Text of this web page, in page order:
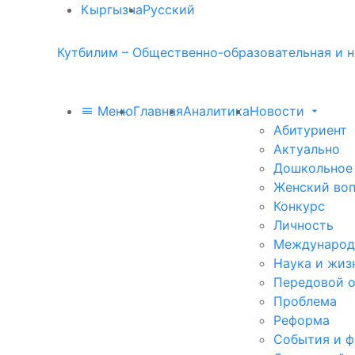
КыргызчаРусский
Кутбилим – Общественно-образовательная и
МенюГлавнаяАналитикаНовости
Абитуриент
Актуально
Дошкольное
Женский
Конкурс
Личность
Наука и
Передовой
Проблема
Реформа
События и